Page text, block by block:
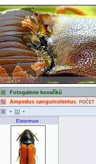
Fotogalerie kovaříků
Ampedus sanguinolentus
• [1] •
Elaterinae